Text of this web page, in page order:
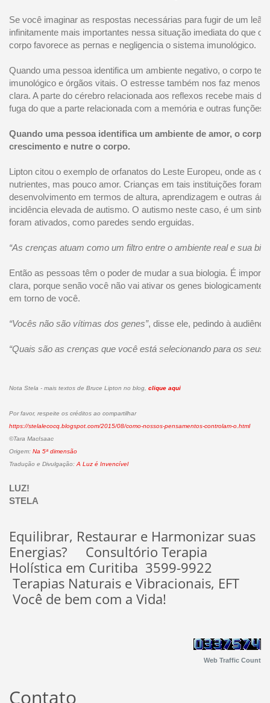
Se você imaginar as respostas necessárias para fugir de um
infinitamente mais importantes nessa situação imediata do que o
corpo favorece as pernas e negligencia o sistema imunológico.
Quando uma pessoa identifica um ambiente negativo, o corpo
imunológico e órgãos vitais. O estresse também nos faz menos
clara. A parte do cérebro relacionada aos reflexos recebe mais
fuga do que a parte relacionada com a memória e outras funções
Quando uma pessoa identifica um ambiente de amor, o corpo
crescimento e nutre o corpo.
Lipton citou o exemplo de orfanatos do Leste Europeu, onde as
nutrientes, mas pouco amor. Crianças em tais instituições foram
desenvolvimento em termos de altura, aprendizagem e outras
incidência elevada de autismo. O autismo neste caso, é um
foram ativados, como paredes sendo erguidas.
“As crenças atuam como um filtro entre o ambiente real e sua
Então as pessoas têm o poder de mudar a sua biologia. É
clara, porque senão você não vai ativar os genes biologicamente
em torno de você.
“Vocês não são vítimas dos genes”, disse ele, pedindo à
“Quais são as crenças que você está selecionando para os seus
Nota Stela - mais textos de Bruce Lipton no blog, clique aqui
Por favor, respeite os créditos ao compartilhar
https://stelalecocq.blogspot.com/2015/08/como-nossos-pensamentos-controlam-o.html
©Tara MacIsaac
Origem: Na 5ª dimensão
Tradução e Divulgação: A Luz é Invencível
LUZ!
STELA
Equilibrar, Restaurar e Harmonizar suas
Energias? Consultório Terapia
Holística em Curitiba 3599-9922
Terapias Naturais e Vibracionais, EFT
Você de bem com a Vida!
Web Traffic Count
Contato